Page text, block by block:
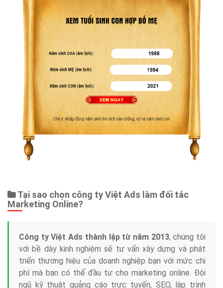
Tại sao chọn công ty Việt Ads làm đối tác
Marketing Online?
Công ty Việt Ads thành lập từ năm 2013, chúng tôi
với bề dày kinh nghiệm sẽ tư vấn xây dựng và phát
triển thương hiệu của doanh nghiệp bạn với mức chi
phí mà bạn có thể đầu tư cho marketing online. Đội
ngũ kỹ thuật quảng cáo trực tuyến, SEO, lập trình